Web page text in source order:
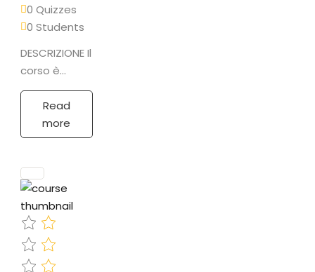
0 Quizzes
0 Students
DESCRIZIONE Il
corso è
rivolto ad
utenti che
hanno già
una
con il mondo
informatico e
che in ogni…
Read
more